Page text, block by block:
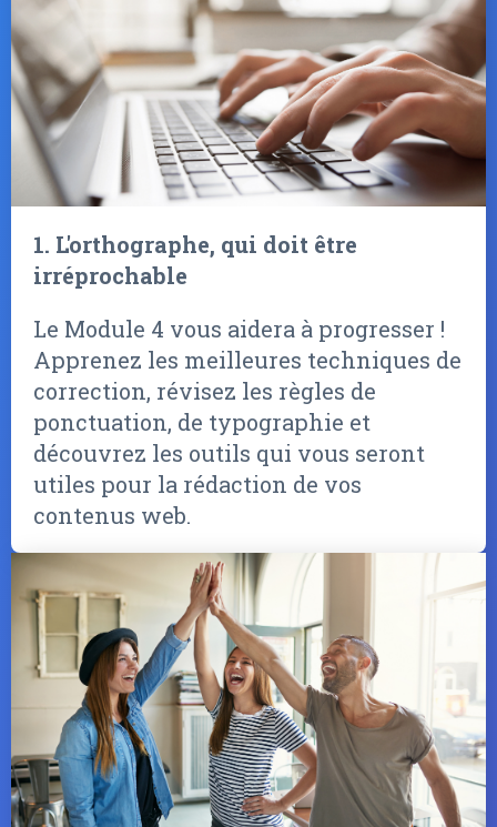
1. L'orthographe, qui doit être
irréprochable
Le Module 4 vous aidera à progresser !
Apprenez les meilleures techniques de
correction, révisez les règles de
ponctuation, de typographie et
découvrez les outils qui vous seront
utiles pour la rédaction de vos
contenus web.